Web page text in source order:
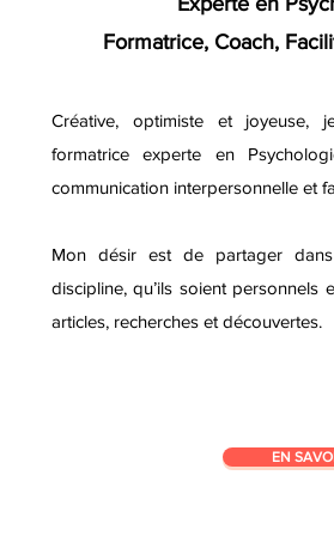
Formatrice, Coach,
Créative, optimiste et joyeuse,
formatrice experte en
communication interpersonnelle et
Mon désir est de partager
discipline, qu’ils soient personnels
articles, recherches et découvertes.
EN